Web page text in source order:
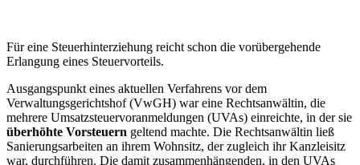
Für eine Steuerhinterziehung reicht schon die vorübergehende
Erlangung eines Steuervorteils.
Ausgangspunkt eines aktuellen Verfahrens vor dem
Verwaltungsgerichtshof (VwGH) war eine Rechtsanwältin, die
mehrere Umsatzsteuervoranmeldungen (UVAs) einreichte, in der sie
überhöhte Vorsteuern geltend machte. Die Rechtsanwältin ließ
Sanierungsarbeiten an ihrem Wohnsitz, der zugleich ihr Kanzleisitz
war, durchführen. Die damit zusammenhängenden, in den UVAs